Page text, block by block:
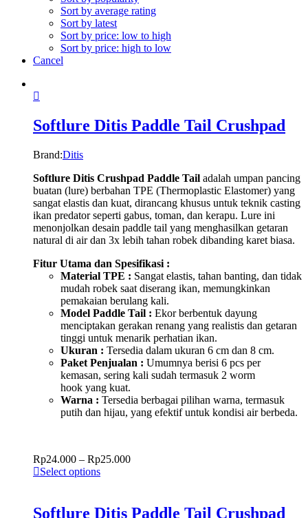
Sort by average rating
Sort by latest
Sort by price: low to high
Sort by price: high to low
Cancel
Softlure Ditis Paddle Tail Crushpad
Brand:Ditis
Softlure Ditis Crushpad Paddle Tail adalah umpan pancing
buatan (lure) berbahan TPE (Thermoplastic Elastomer) yang
sangat elastis dan kuat, dirancang khusus untuk teknik casting
ikan predator seperti gabus, toman, dan kerapu. Lure ini
menonjolkan desain paddle tail yang menghasilkan getaran
natural di air dan 3x lebih tahan robek dibanding karet biasa.
Fitur Utama dan Spesifikasi :
Material TPE : Sangat elastis, tahan banting, dan tidak
mudah robek saat diserang ikan, memungkinkan
pemakaian berulang kali.
Model Paddle Tail : Ekor berbentuk dayung
menciptakan gerakan renang yang realistis dan getaran
tinggi untuk menarik perhatian ikan.
Ukuran : Tersedia dalam ukuran 6 cm dan 8 cm.
Paket Penjualan : Umumnya berisi 6 pcs per
kemasan, sering kali sudah termasuk 2 worm
hook yang kuat.
Warna : Tersedia berbagai pilihan warna, termasuk
putih dan hijau, yang efektif untuk kondisi air berbeda.
Rp24.000 – Rp25.000
Select options
Softlure Ditis Paddle Tail Crushpad